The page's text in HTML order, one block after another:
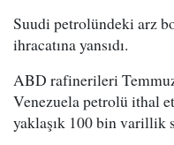
Suudi petrolündeki arz
ihracatına yansıdı.
ABD rafinerileri
Venezuela petrolü ithal
yaklaşık 100 bin varillik